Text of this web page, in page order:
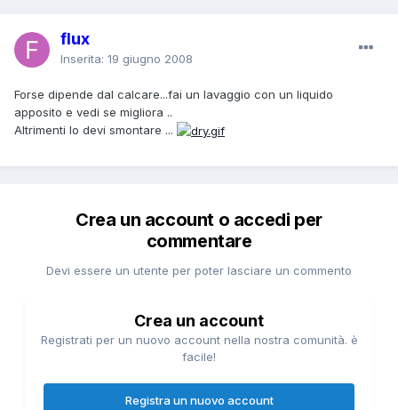
flux
Inserita: 19 giugno 2008
Forse dipende dal calcare...fai un lavaggio con un liquido
apposito e vedi se migliora ..
Altrimenti lo devi smontare ...
Crea un account o accedi per
commentare
Devi essere un utente per poter lasciare un commento
Crea un account
Registrati per un nuovo account nella nostra comunità. è
facile!
Registra un nuovo account